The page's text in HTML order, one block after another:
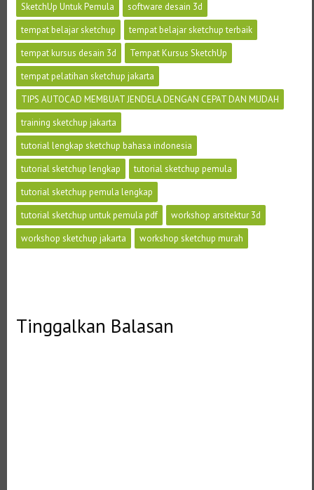
SketchUp Untuk Pemula
software desain 3d
tempat belajar sketchup
tempat belajar sketchup terbaik
tempat kursus desain 3d
Tempat Kursus SketchUp
tempat pelatihan sketchup jakarta
TIPS AUTOCAD MEMBUAT JENDELA DENGAN CEPAT DAN MUDAH
training sketchup jakarta
tutorial lengkap sketchup bahasa indonesia
tutorial sketchup lengkap
tutorial sketchup pemula
tutorial sketchup pemula lengkap
tutorial sketchup untuk pemula pdf
workshop arsitektur 3d
workshop sketchup jakarta
workshop sketchup murah
Tinggalkan Balasan